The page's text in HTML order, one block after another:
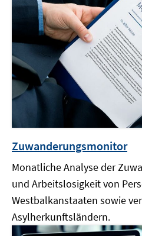
Zuwanderungsmonitor
Monatliche Analyse der
und Arbeitslosigkeit von
Westbalkanstaaten sowie
Asylherkunftsländern.